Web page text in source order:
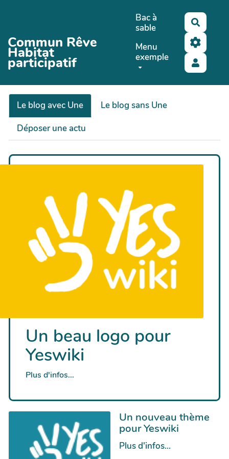
Commun Rêve
Habitat
participatif
Bac à
sable
Menu
exemple
Le blog avec Une
Le blog sans Une
Déposer une actu
Un beau logo pour
Yeswiki
Plus d'infos...
Un nouveau thème
pour Yeswiki
Plus d'infos...